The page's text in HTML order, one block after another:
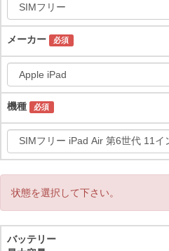
メーカー 必須
機種 必須
状態を選択して下さい。
バッテリー